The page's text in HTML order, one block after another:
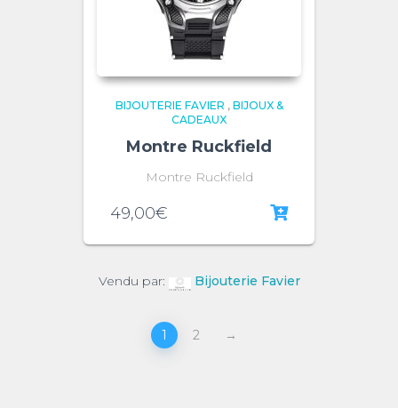
BIJOUTERIE FAVIER , BIJOUX &
CADEAUX
Montre Ruckfield
Montre Ruckfield
49,00€
Vendu par: Bijouterie Favier
1 2 →